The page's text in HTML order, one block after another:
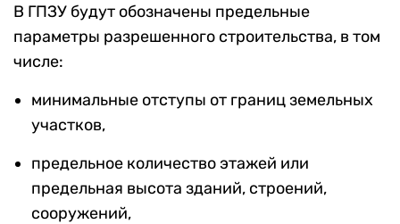
В ГПЗУ будут обозначены предельные
параметры разрешенного строительства, в том
числе:
минимальные отступы от границ земельных
участков,
предельное количество этажей или
предельная высота зданий, строений,
сооружений,